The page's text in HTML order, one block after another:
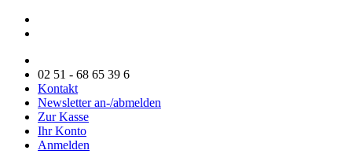
02 51 - 68 65 39 6
Kontakt
Newsletter an-/abmelden
Zur Kasse
Ihr Konto
Anmelden